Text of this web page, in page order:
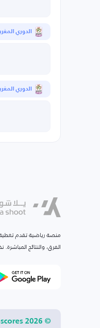
الدوري المغربي -
الدوري المغربي -
منصة رياضية تقدم تغطية
الفرق، والنتائج
© 2026 YSscores. جميع الحقوق محفوظة.